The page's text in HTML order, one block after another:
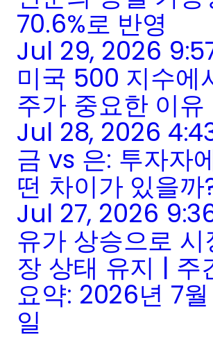
70.6%로 반영
Jul 29, 2026
미국 500 지수에
주가 중요한 이유
Jul 28, 2026
금 vs 은: 투자자
떤 차이가 있을까
Jul 27, 2026
유가 상승으로 시
장 상태 유지 | 주
요약: 2026년 7
일